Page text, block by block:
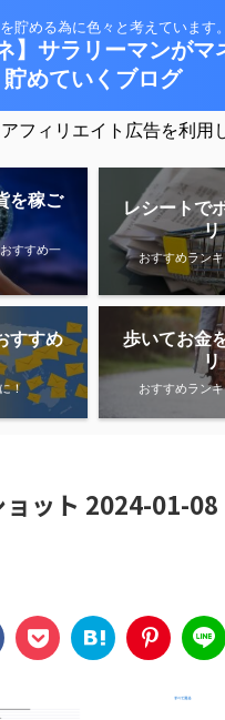
貯める為に色々と考えています。
】サラリーマンがマ
貯めていくブログ
フィリエイト広告を利用
を稼ご
すすめ一
レシートで
リ
おすすめラン
すすめ
！
歩いてお金
リ
おすすめラン
ョット 2024-01-08